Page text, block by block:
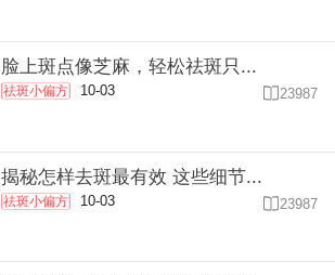
脸上斑点像芝麻，轻松祛斑只...
祛斑小偏方 10-03 23987
揭秘怎样去斑最有效 这些细节...
祛斑小偏方 10-03  23987